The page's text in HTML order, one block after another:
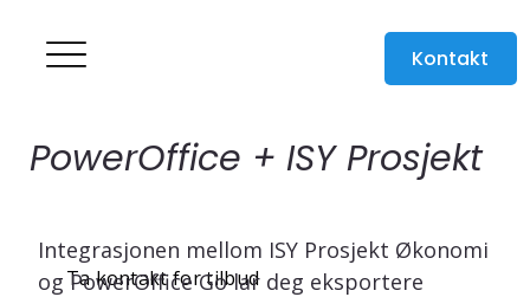
Kontakt
Ta kontakt for tilbud
PowerOffice + ISY Prosjekt
Integrasjonen mellom ISY Prosjekt Økonomi
og PowerOffice Go lar deg eksportere